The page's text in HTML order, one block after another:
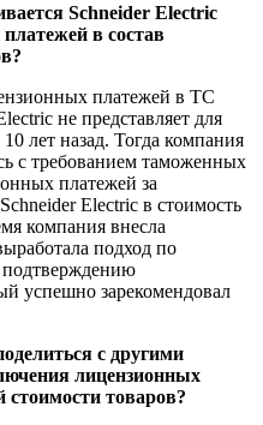
Schneider Electric
в состав
платежей в ТС
не представляет для
лет назад. Тогда компания
с требованием таможенных
платежей за
Electric в стоимость
компания внесла
подход по
успешно зарекомендовал
с другими
лицензионных
стоимости товаров?